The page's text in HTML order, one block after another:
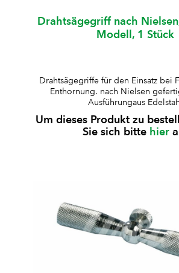
Drahtsägegriff nach
Modell, 1 Stück
Drahtsägegriffe für den Einsatz bei
Enthornung. nach Nielsen
Ausführungaus
Um dieses Produkt zu
Sie sich bitte hier